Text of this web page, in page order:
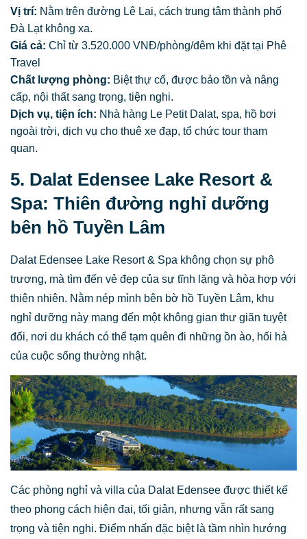
Vị trí: Nằm trên đường Lê Lai, cách trung tâm thành phố
Đà Lạt không xa.
Giá cả: Chỉ từ 3.520.000 VNĐ/phòng/đêm khi đặt tại Phê
Travel
Chất lượng phòng: Biệt thự cổ, được bảo tồn và nâng
cấp, nội thất sang trọng, tiện nghi.
Dịch vụ, tiện ích: Nhà hàng Le Petit Dalat, spa, hồ bơi
ngoài trời, dịch vụ cho thuê xe đạp, tổ chức tour tham
quan.
5. Dalat Edensee Lake Resort &
Spa: Thiên đường nghỉ dưỡng
bên hồ Tuyền Lâm
Dalat Edensee Lake Resort & Spa không chọn sự phô
trương, mà tìm đến vẻ đẹp của sự tĩnh lặng và hòa hợp với
thiên nhiên. Nằm nép mình bên bờ hồ Tuyền Lâm, khu
nghỉ dưỡng này mang đến một không gian thư giãn tuyệt
đối, nơi du khách có thể tạm quên đi những ồn ào, hối hả
của cuộc sống thường nhật.
Các phòng nghỉ và villa của Dalat Edensee được thiết kế
theo phong cách hiện đại, tối giản, nhưng vẫn rất sang
trọng và tiện nghi. Điểm nhấn đặc biệt là tầm nhìn hướng